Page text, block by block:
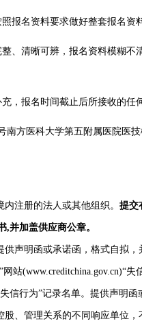
报名资料要求做好整套报名资
、清晰可辨，报名资料模糊
，报名时间截止后所接收的任
南方医科大学第五附属医院医技
注册的法人或其他组织。 提交
并加盖供应商公章。
供声明函或承诺函，格式自拟，
站(www.creditchina.gov.cn)“
信行为”记录名单。 提供声明函
、管理关系的不同响应单位，